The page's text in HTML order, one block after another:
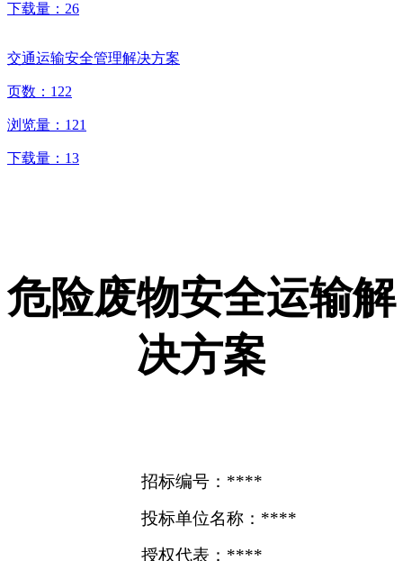
下载量： 26
交通运输安全管理解决方案
页数： 122
浏览量： 121
下载量： 13
危险废物安全运输解
决方案
招标编号：****
投标单位名称：****
授权代表：****